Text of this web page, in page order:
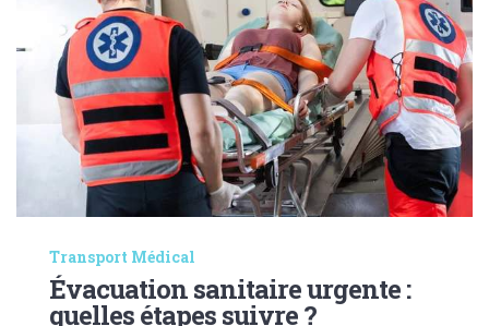
Transport Médical
Évacuation sanitaire urgente :
quelles étapes suivre ?